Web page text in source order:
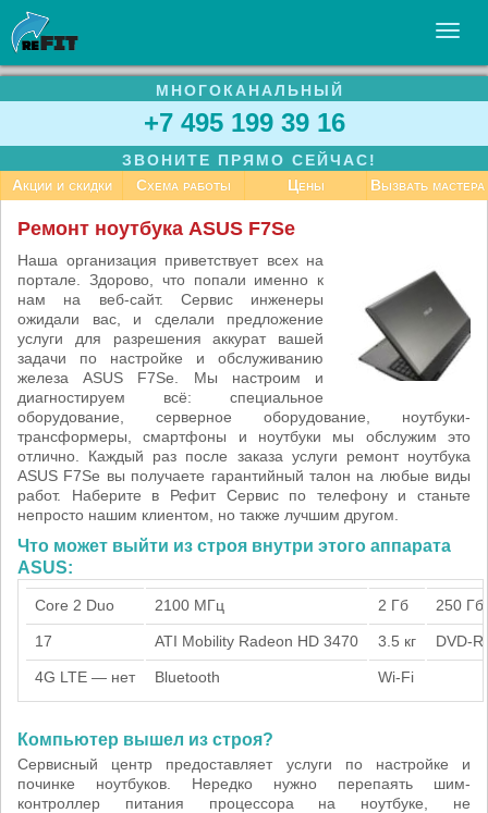
УСЛУГИ
БИЗНЕСУ
СТАТЬИ
МНОГОКАНАЛЬНЫЙ
+7 495 199 39 16
ЗВОНИТЕ ПРЯМО СЕЙЧАС!
Акции и скидки
Схема работы Цены Вызвать мастера
Ремонт ноутбука ASUS F7Se
Наша организация приветствует всех на
портале. Здорово, что попали именно к
нам на веб-сайт. Сервис инженеры
ожидали вас, и сделали предложение
услуги для разрешения аккурат вашей
задачи по настройке и обслуживанию
железа ASUS F7Se. Мы настроим и
диагностируем всё: специальное
оборудование, серверное оборудование, ноутбуки-
трансформеры, смартфоны и ноутбуки мы обслужим это
отлично. Каждый раз после заказа услуги ремонт ноутбука
ASUS F7Se вы получаете гарантийный талон на любые виды
работ. Наберите в Рефит Сервис по телефону и станьте
непросто нашим клиентом, но также лучшим другом.
Что может выйти из строя внутри этого аппарата
ASUS:
Core 2 Duo 2100 МГц 2 Гб 250 Гб
17 ATI Mobility Radeon HD 3470 3.5 кг DVD-
4G LTE — нет Bluetooth Wi-Fi
Компьютер вышел из строя?
Сервисный центр предоставляет услуги по настройке и
починке ноутбуков. Нередко нужно перепаять шим-
контроллер питания процессора на ноутбуке, не